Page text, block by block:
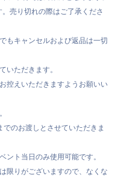
売り切れの際はご了承くださ
もキャンセルおよび返品は一切
ただきます。
控えいただきますようお願いい
のお渡しとさせていただきま
ト当日のみ使用可能です。
限りがございますので、なくな